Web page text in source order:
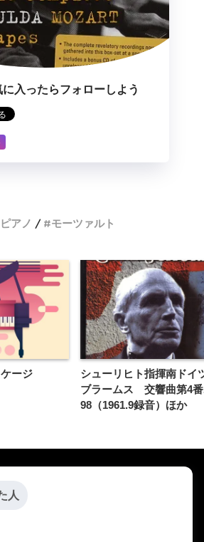
入ったらフォローしよう
ピアノ モーツァルト
ージ
シューリヒト指揮南ド
ブラームス 交響曲第4
98（1961.9録音）ほか
人